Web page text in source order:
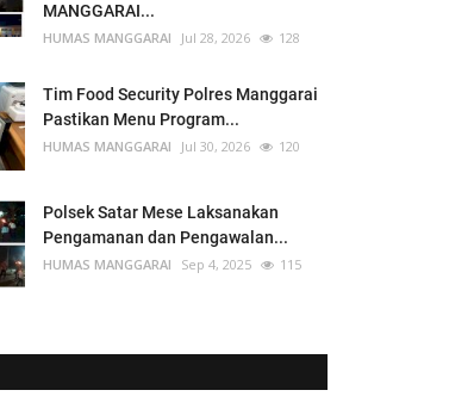
MANGGARAI...
HUMAS MANGGARAI Jul 28, 2026 128
Tim Food Security Polres Manggarai
Pastikan Menu Program...
HUMAS MANGGARAI Jul 30, 2026 120
Polsek Satar Mese Laksanakan
Pengamanan dan Pengawalan...
HUMAS MANGGARAI Sep 4, 2025 115